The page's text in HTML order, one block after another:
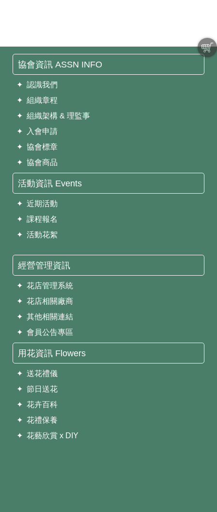
協會資訊 ASSN INFO
✦ 認識我們
✦ 組織章程
✦ 組織架構 & 理監事
✦ 入會申請
✦ 協會標章
✦ 協會商品
活動資訊 Events
✦ 近期活動
✦ 課程報名
✦ 活動花絮
經營管理資訊
✦ 花店管理系統
✦ 花店相關廠商
✦ 其他相關連結
✦ 會員公告專區
用花資訊 Flowers
✦ 送花禮儀
✦ 節日送花
✦ 花卉百科
✦ 花禮保養
✦ 花藝欣賞 x DIY